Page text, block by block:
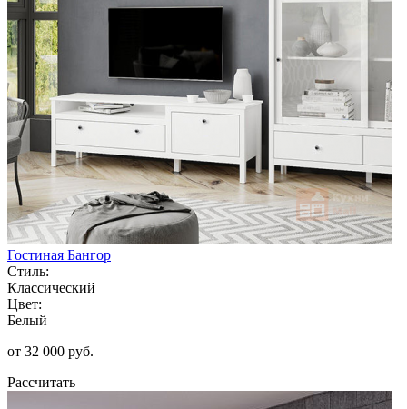
Гостиная Бангор
Стиль:
Классический
Цвет:
Белый
от 32 000 руб.
Рассчитать